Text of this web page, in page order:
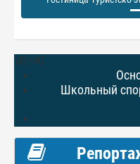
МЕНЮ
Школьный